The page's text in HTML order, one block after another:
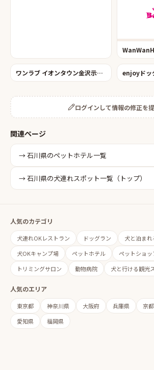
ワンラブ イオンタウン金沢示野店 enjoyドッ
ログインして情報の修正を
関連ページ
→石川県のペットホテル一覧
→石川県の犬連れスポット一覧（トップ）
人気のカテゴリ
犬連れOKレストラン ドッグラン
犬と泊ま
犬OKキャンプ場
ペットホテル
ペットショッ
トリミングサロン
動物病院 犬と行ける観光
人気のエリア
東京都 神奈川県 大阪府 兵庫県 京
愛知県
福岡県